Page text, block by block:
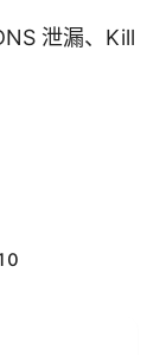
泄漏、Kill